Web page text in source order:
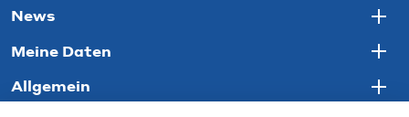
News
Meine Daten
Allgemein